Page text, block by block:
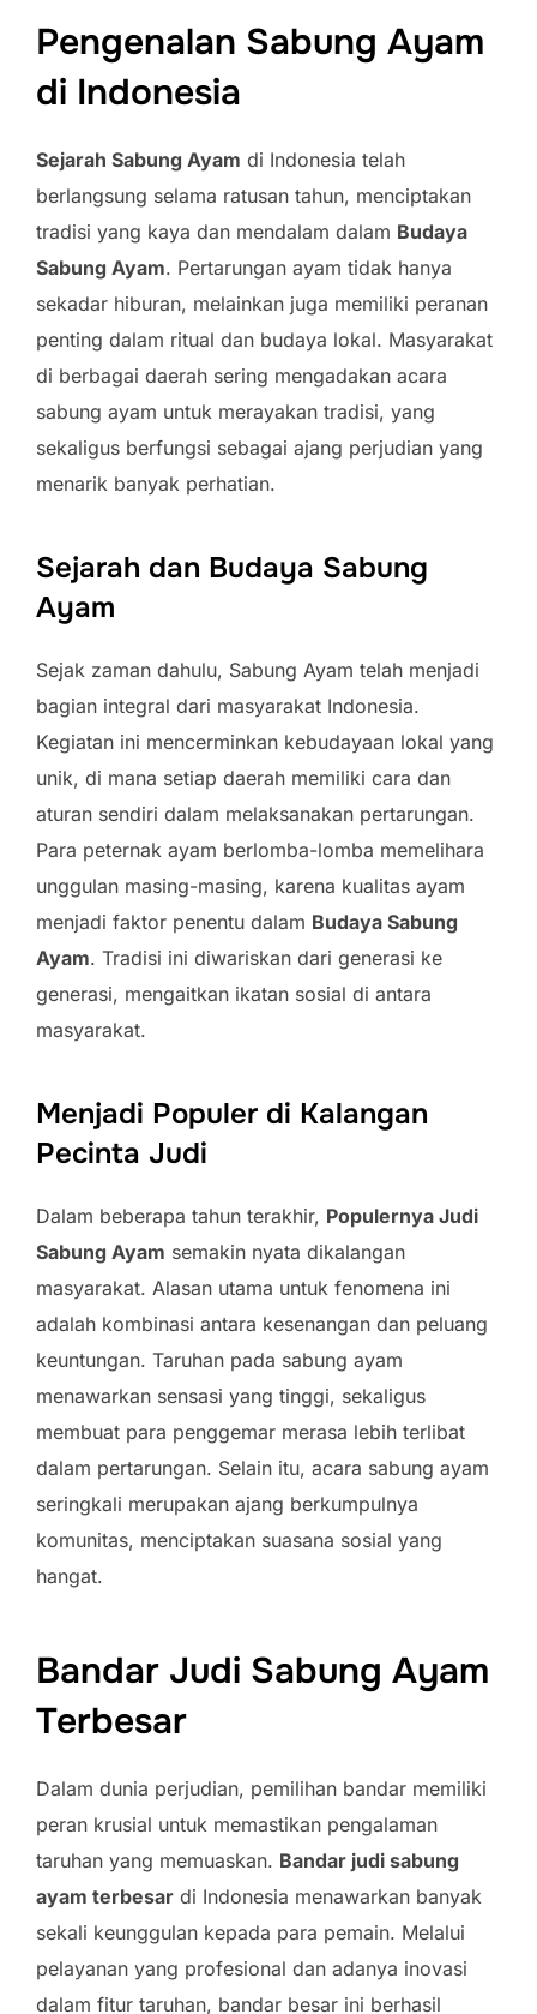
Pengenalan Sabung Ayam
di Indonesia
Sejarah Sabung Ayam di Indonesia telah
berlangsung selama ratusan tahun, menciptakan
tradisi yang kaya dan mendalam dalam Budaya
Sabung Ayam. Pertarungan ayam tidak hanya
sekadar hiburan, melainkan juga memiliki peranan
penting dalam ritual dan budaya lokal. Masyarakat
di berbagai daerah sering mengadakan acara
sabung ayam untuk merayakan tradisi, yang
sekaligus berfungsi sebagai ajang perjudian yang
menarik banyak perhatian.
Sejarah dan Budaya Sabung
Ayam
Sejak zaman dahulu, Sabung Ayam telah menjadi
bagian integral dari masyarakat Indonesia.
Kegiatan ini mencerminkan kebudayaan lokal yang
unik, di mana setiap daerah memiliki cara dan
aturan sendiri dalam melaksanakan pertarungan.
Para peternak ayam berlomba-lomba memelihara
unggulan masing-masing, karena kualitas ayam
menjadi faktor penentu dalam Budaya Sabung
Ayam. Tradisi ini diwariskan dari generasi ke
generasi, mengaitkan ikatan sosial di antara
masyarakat.
Menjadi Populer di Kalangan
Pecinta Judi
Dalam beberapa tahun terakhir, Populernya Judi
Sabung Ayam semakin nyata dikalangan
masyarakat. Alasan utama untuk fenomena ini
adalah kombinasi antara kesenangan dan peluang
keuntungan. Taruhan pada sabung ayam
menawarkan sensasi yang tinggi, sekaligus
membuat para penggemar merasa lebih terlibat
dalam pertarungan. Selain itu, acara sabung ayam
seringkali merupakan ajang berkumpulnya
komunitas, menciptakan suasana sosial yang
hangat.
Bandar Judi Sabung Ayam
Terbesar
Dalam dunia perjudian, pemilihan bandar memiliki
peran krusial untuk memastikan pengalaman
taruhan yang memuaskan. Bandar judi sabung
ayam terbesar di Indonesia menawarkan banyak
sekali keunggulan kepada para pemain. Melalui
pelayanan yang profesional dan adanya inovasi
dalam fitur taruhan, bandar besar ini berhasil